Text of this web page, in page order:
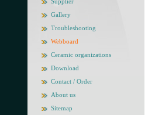
Gallery
Troubleshooting
Webboard
Ceramic organizations
Download
Contact / Order
About us
Sitemap